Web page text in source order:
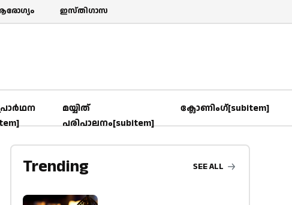
ഇസ്തിഗാസ
മയ്യിത്
പരിപാലനം[subitem]
ക്ലോണിംഗ്[subitem]
Trending SEE ALL